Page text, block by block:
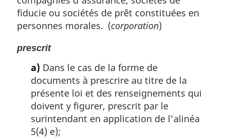
fiducie ou sociétés de prêt constituées en
personnes morales. (corporation)
prescrit
a) Dans le cas de la forme de
documents à prescrire au titre de la
présente loi et des renseignements qui
doivent y figurer, prescrit par le
surintendant en application de l’alinéa
5(4) e);